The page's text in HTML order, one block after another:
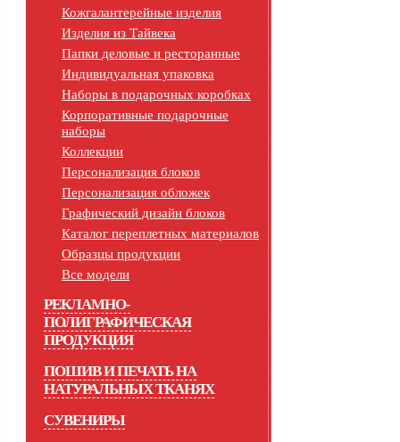
Кожгалантерейные изделия
Изделия из Тайвека
Папки деловые и ресторанные
Индивидуальная упаковка
Наборы в подарочных коробках
Корпоративные подарочные
наборы
Коллекции
Персонализация блоков
Персонализация обложек
Графический дизайн блоков
Каталог переплетных материалов
Образцы продукции
Все модели
РЕКЛАМНО-
ПОЛИГРАФИЧЕСКАЯ
ПРОДУКЦИЯ
ПОШИВ И ПЕЧАТЬ НА
НАТУРАЛЬНЫХ ТКАНЯХ
СУВЕНИРЫ